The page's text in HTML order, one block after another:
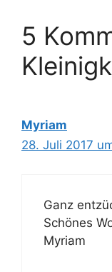
5
Myriam
28. Juli 2017
Ganz
Schönes
Myriam